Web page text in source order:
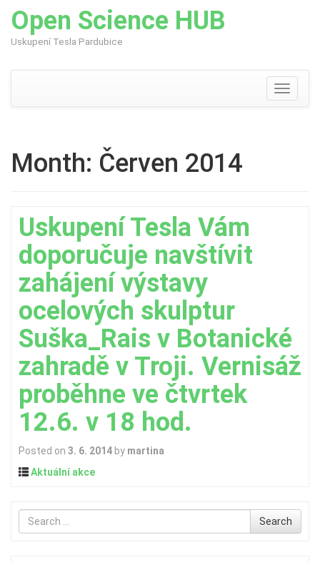
Open Science HUB
Uskupení Tesla Pardubice
Toggle
Month: Červen 2014
Uskupení Tesla Vám
doporučuje navštívit
zahájení výstavy
ocelových skulptur
Suška_Rais v Botanické
zahradě v Troji. Vernisáž
proběhne ve čtvrtek
12.6. v 18 hod.
Posted on 3. 6. 2014 by martina
Aktuální akce
Search
for
Search